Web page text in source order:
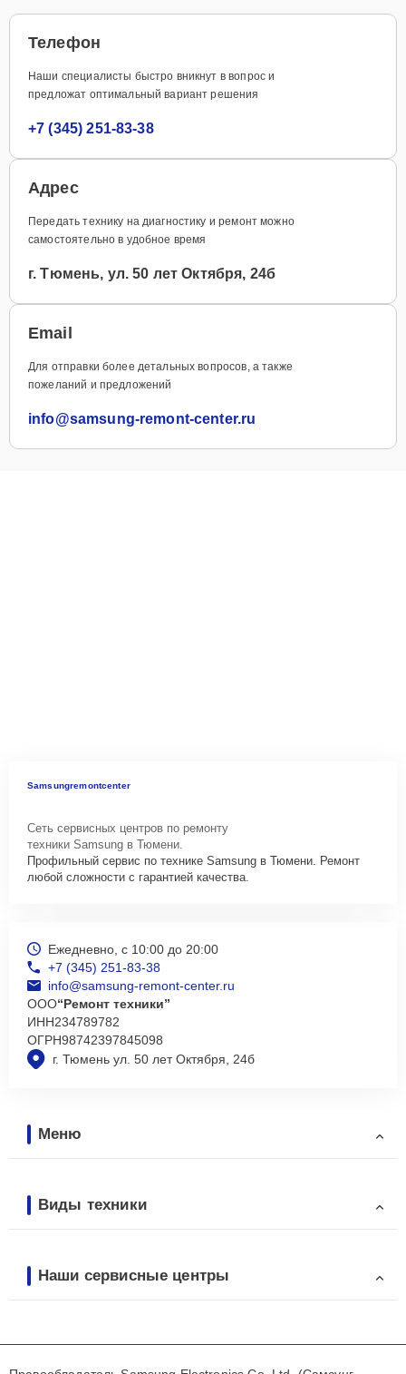
Телефон
Наши специалисты быстро вникнут в вопрос и
предложат оптимальный вариант решения
+7 (345) 251-83-38
Адрес
Передать технику на диагностику и ремонт можно
самостоятельно в удобное время
г. Тюмень, ул. 50 лет Октября, 24б
Email
Для отправки более детальных вопросов, а также
пожеланий и предложений
info@samsung-remont-center.ru
Samsungremontcenter
Сеть сервисных центров по ремонту
техники Samsung в Тюмени.
Профильный сервис по технике Samsung в Тюмени. Ремонт
любой сложности с гарантией качества.
г. Тюмень ул. 50 лет Октября, 24б
Ежедневно, с 10:00 до 20:00
+7 (345) 251-83-38
info@samsung-remont-center.ru
ООО“Ремонт техники”
ИНН234789782
ОГРН98742397845098
Меню
Виды техники
Наши сервисные центры